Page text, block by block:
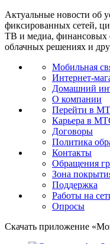
Актуальные новости об
фиксированных сетей,
ТВ и медиа, финансовых
облачных решениях и
Мобильная
Интернет-
Домашний
О компании
Перейти в
Карьера в
Договоры
Политика
Контакты
Обращения
Зона
Поддержка
Работы на
Опросы
Скачать приложение